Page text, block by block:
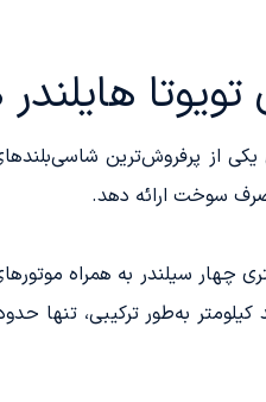
هایلندر
یکی از پرفروش‌ترین
سوخت ارائه دهد.
خودرو به یک پیشرانه ۲.۵ لیتری چهار
به‌طور ترکیبی، تنها